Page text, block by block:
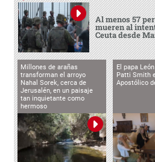
Al menos 57
mueren al
Ceuta desde
Millones de arañas
transforman el arroyo
Nahal Sorek, cerca de
Jerusalén, en un paisaje
tan inquietante como
hermoso
El papa
Patti Smith
Apostólico